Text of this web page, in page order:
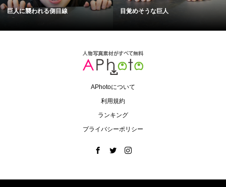
巨人に襲われる側目線 目覚めそうな巨人
APhotoについて
利用規約
ランキング
プライバシーポリシー